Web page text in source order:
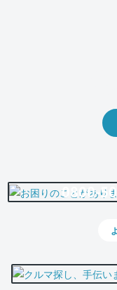
0800-